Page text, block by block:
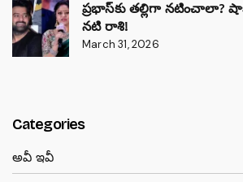
ప్రభాస్‌కు తల్లిగా నటించాలా?
నటి రాశి!
March 31, 2026
Categories
అవీ ఇవీ